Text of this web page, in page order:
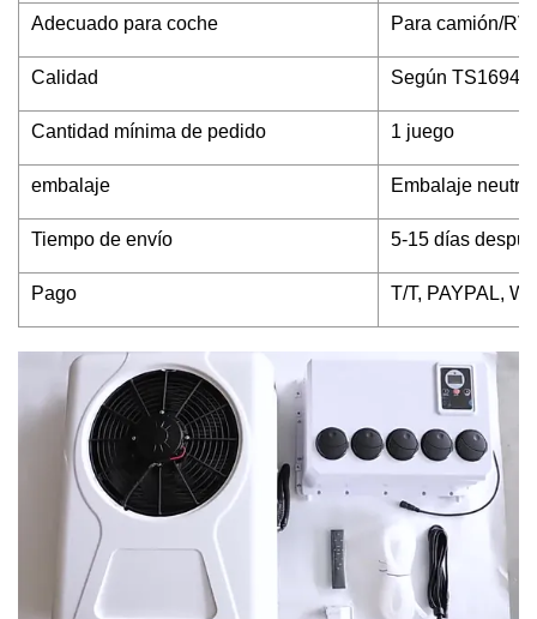
Adecuado para coche Para camión/
Calidad Según TS16949
Cantidad mínima de pedido 1 juego
embalaje Embalaje
Tiempo de envío 5-15 días
Pago T/T, PAYPAL,